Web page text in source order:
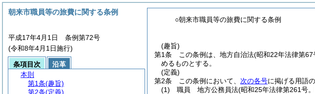
○朝来市職員等の旅費に関する条例
(趣旨)
第1条
この条例は、地方自治法(昭和22年法律第67
めるものとする。
(定義)
第2条
この条例において、 次の各号に掲げる用語の
(1)
職員 地方公務員法(昭和25年法律第261号
朝来市職員等の旅費に関する条例
平成17年4月1日 条例第72号
(令和8年4月1日施行)
条項目次
沿革
本則
第1条(趣旨)
第2条(定義)